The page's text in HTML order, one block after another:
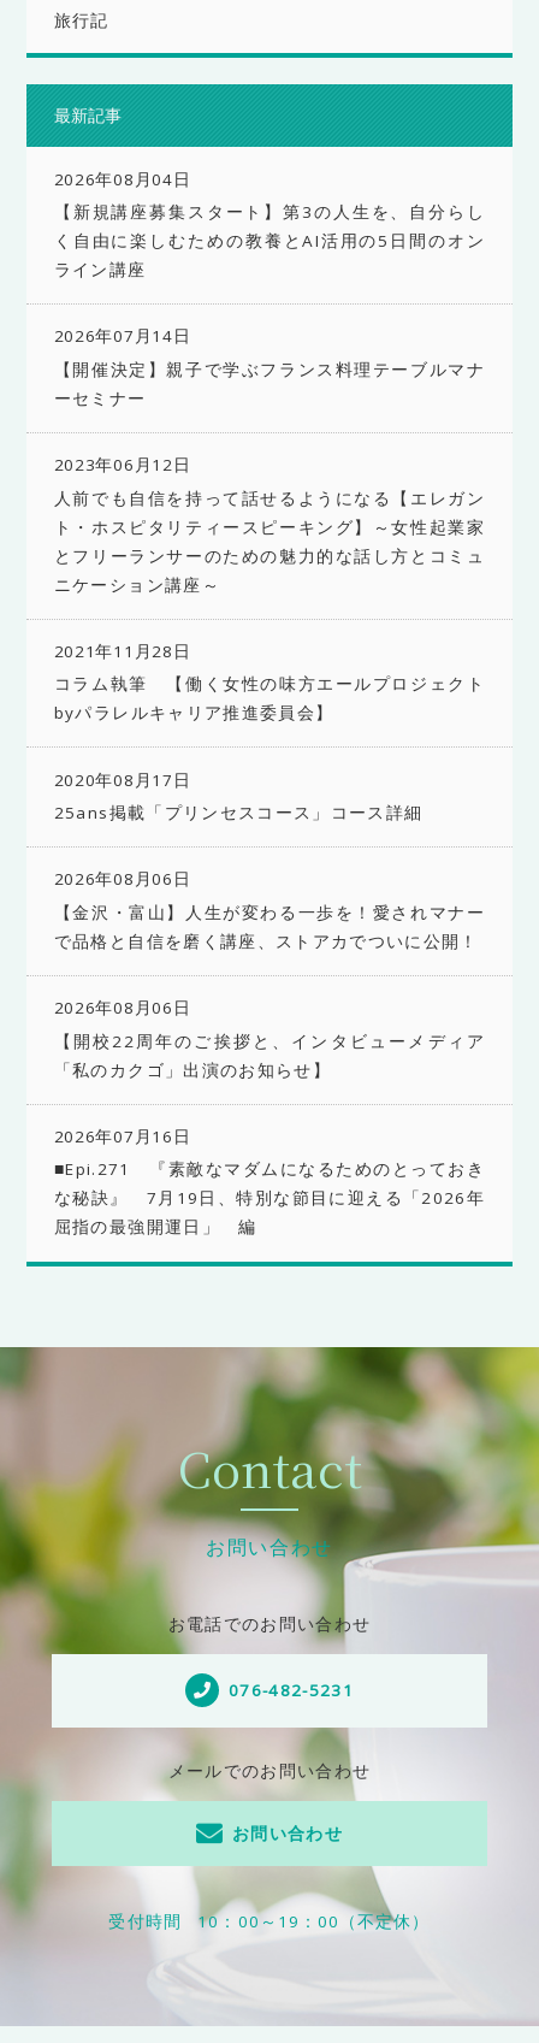
旅行記
最新記事
2026年08月04日
【新規講座募集スタート】第3の人生を、自分らし
く自由に楽しむための教養とAI活用の5日間のオン
ライン講座
2026年07月14日
【開催決定】親子で学ぶフランス料理テーブルマナ
ーセミナー
2023年06月12日
人前でも自信を持って話せるようになる【エレガン
ト・ホスピタリティースピーキング】～女性起業家
とフリーランサーのための魅力的な話し方とコミュ
ニケーション講座～
2021年11月28日
コラム執筆 【働く女性の味方エールプロジェクト
byパラレルキャリア推進委員会】
2020年08月17日
25ans掲載「プリンセスコース」コース詳細
2026年08月06日
【金沢・富山】人生が変わる一歩を！愛されマナー
で品格と自信を磨く講座、ストアカでついに公開！
2026年08月06日
【開校22周年のご挨拶と、インタビューメディア
「私のカクゴ」出演のお知らせ】
2026年07月16日
■Epi.271 『素敵なマダムになるためのとっておき
な秘訣』 7月19日、特別な節目に迎える「2026年
屈指の最強開運日」 編
Contact
お問い合わせ
お電話でのお問い合わせ
076-482-5231
メールでのお問い合わせ
お問い合わせ
受付時間 10：00～19：00（不定休）